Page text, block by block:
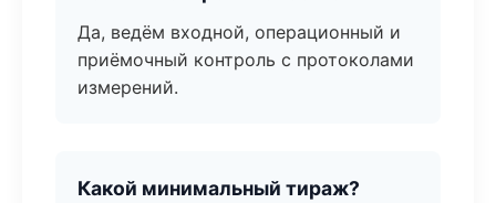
Да, ведём входной, операционный и
приёмочный контроль с протоколами
измерений.
Какой минимальный тираж?